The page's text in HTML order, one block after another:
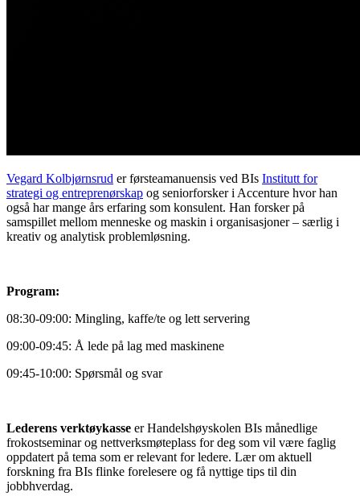
Vegard Kolbjørnsrud er førsteamanuensis ved BIs Institutt for
strategi og entreprenørskap og seniorforsker i Accenture hvor han
også har mange års erfaring som konsulent. Han forsker på
samspillet mellom menneske og maskin i organisasjoner – særlig i
kreativ og analytisk problemløsning.
Program:
08:30-09:00: Mingling, kaffe/te og lett servering
09:00-09:45: Å lede på lag med maskinene
09:45-10:00: Spørsmål og svar
Lederens verktøykasse er Handelshøyskolen BIs månedlige
frokostseminar og nettverksmøteplass for deg som vil være faglig
oppdatert på tema som er relevant for ledere. Lær om aktuell
forskning fra BIs flinke forelesere og få nyttige tips til din
jobbhverdag.